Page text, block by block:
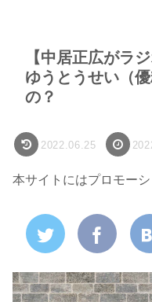
【中居正広がラ
ゆうとうせい（
の？
2022.06.25
本サイトにはプロモー